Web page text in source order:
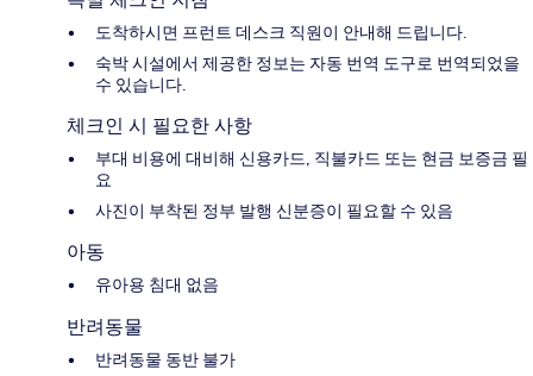
도착하시면 프런트 데스크 직원이 안내해 드립니다.
숙박 시설에서 제공한 정보는 자동 번역 도구로 번역되었을
수 있습니다.
체크인 시 필요한 사항
부대 비용에 대비해 신용카드, 직불카드 또는 현금 보증금 필
요
사진이 부착된 정부 발행 신분증이 필요할 수 있음
아동
유아용 침대 없음
반려동물
반려동물 동반 불가